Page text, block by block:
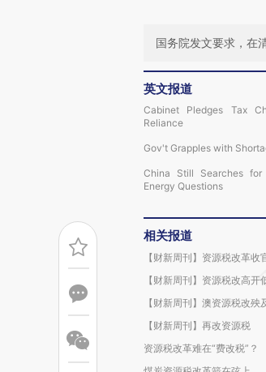
国务院发文要求，在
英文报道
Cabinet Pledges Tax
Reliance
Gov't Grapples with
China Still Searches
Energy Questions
相关报道
【财新周刊】资源税改革收
【财新周刊】资源税改高开
【财新周刊】澳资源税改殃
【财新周刊】再改资源税
资源税改革难在“费改税”？